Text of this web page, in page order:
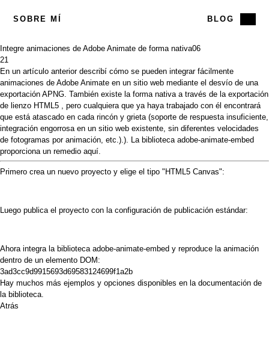
SOBRE MÍ BLOG
Integre animaciones de Adobe Animate de forma nativa06
21
En un artículo anteriordescribí cómo se pueden integrar fácilmente
animaciones de Adobe Animate en un sitio web mediante el desvío de una
exportación APNG. También existe la forma nativa a través de la exportación
de lienzo HTML5 , pero cualquiera que ya haya trabajado con él encontrará
que está atascado en cada rincón y grieta (soporte de respuesta insuficiente,
integración engorrosa en un sitio web existente, sin diferentes velocidades
de fotogramas por animación, etc.).). La biblioteca adobe-animate-embed
proporciona un remedio aquí.
Primero crea un nuevo proyecto y elige el tipo "HTML5 Canvas":
Luego publica el proyecto con la configuración de publicación estándar:
Ahora integra la biblioteca adobe-animate-embed y reproduce la animación
dentro de un elemento DOM:
3ad3cc9d9915693d69583124699f1a2b
Hay muchos más ejemplos y opciones disponibles en la documentación de
la biblioteca.
Atrás